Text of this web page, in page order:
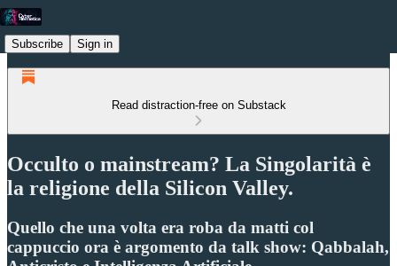
Subscribe Sign in
Read distraction-free on Substack
Occulto o mainstream? La Singolarità è
la religione della Silicon Valley.
Quello che una volta era roba da matti col
cappuccio ora è argomento da talk show: Qabbalah,